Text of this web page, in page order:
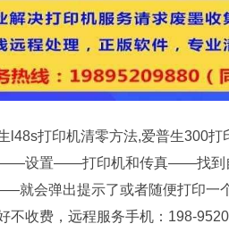
l48s打印机清零方法,爱普生300
——设置——打印机和传真——找
就会弹出提示了或者随便打印一
不收费，远程服务手机：198-